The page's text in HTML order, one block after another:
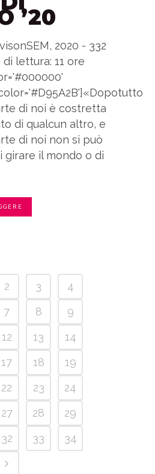
’20
2020 - 332
lettura: 11 ore
di noi è costretta
di qualcun altro, e
di noi non si può
il mondo o di
2 3
4
7 8
9
12 13
14
17 18
19
22 23
24
27 28
29
32 33
34